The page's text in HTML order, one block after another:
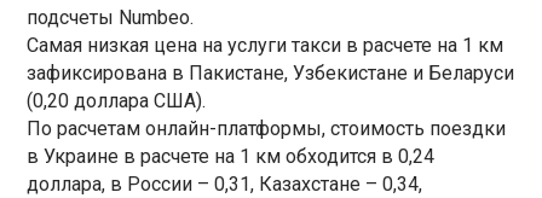
подсчеты Numbeo.
Самая низкая цена на услуги такси в расчете на 1 км
зафиксирована в Пакистане, Узбекистане и Беларуси
(0,20 доллара США).
По расчетам онлайн-платформы, стоимость поездки
в Украине в расчете на 1 км обходится в 0,24
доллара, в России – 0,31, Казахстане – 0,34,